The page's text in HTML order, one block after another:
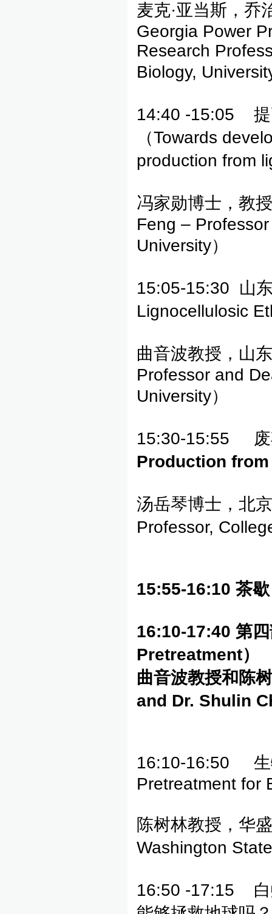
麦克·亚当斯，乔
Georgia Power
Research
Biology,
14:40 -15:05 提
（Towards
production from
冯家勋博士，教
Feng –
University）
15:05-15:30 山
Lignocellulosic
曲音波教授，山
Professor and
University）
15:30-15:55 废
Production
汤岳琴博士，北
Professor,
15:55-16:10 茶
16:10-17:40 第
Pretreatment）
曲音波教授和陈
and Dr. Shulin
16:10-16:50 生
Pretreatment for
陈树林教授，华
Washington
16:50 -17:15 白